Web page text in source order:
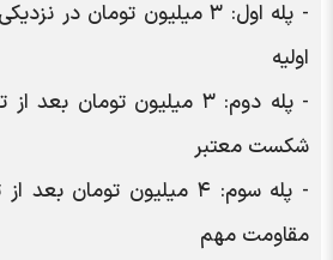
- پله اول: ۳ میلیون تومان در
اولیه
- پله دوم: ۳ میلیون تومان
شکست معتبر
- پله سوم: ۴ میلیون تومان
مقاومت مهم